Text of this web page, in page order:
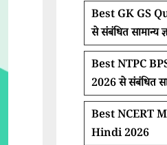
Best GK GS
से संबंधित सामान्य
Best NTPC
2026 से संबंधित
Best NCERT
Hindi 2026